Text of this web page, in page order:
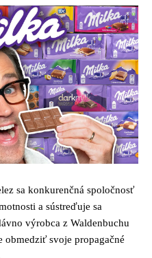
sa konkurenčná spoločnosť
a sústreďuje sa
výrobca z Waldenbuchu
obmedziť svoje propagačné